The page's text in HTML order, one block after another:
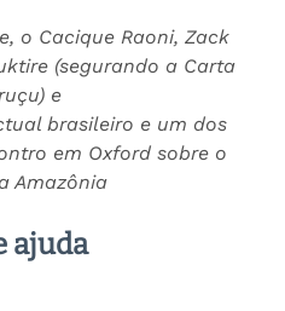
o Cacique Raoni, Zack
(segurando a Carta
e
brasileiro e um dos
em Oxford sobre o
Amazônia
ajuda